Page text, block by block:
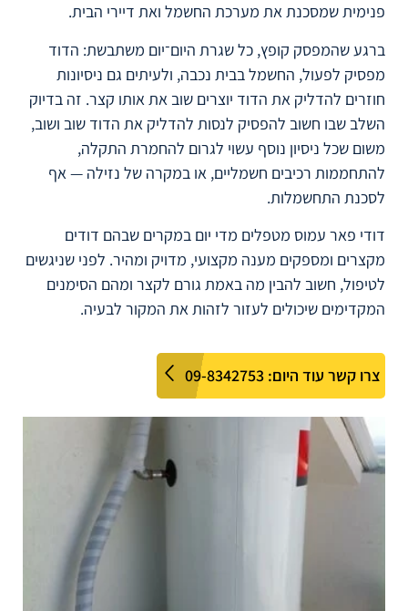
פנימית שמסכנת את מערכת החשמל ואת דיירי הבית.
ברגע שהמפסק קופץ, כל שגרת היום־יום משתבשת: הדוד
מפסיק לפעול, החשמל בבית נכבה, ולעיתים גם ניסיונות
חוזרים להדליק את הדוד יוצרים שוב את אותו קצר. זה בדיוק
השלב שבו חשוב להפסיק לנסות להדליק את הדוד שוב ושוב,
משום שכל ניסיון נוסף עשוי לגרום להחמרת התקלה,
להתחממות רכיבים חשמליים, או במקרה של נזילה — אף
לסכנת התחשמלות.
דודי פאר עמוס מטפלים מדי יום במקרים שבהם דודים
מקצרים ומספקים מענה מקצועי, מדויק ומהיר. לפני שניגשים
לטיפול, חשוב להבין מה באמת גורם לקצר ומהם הסימנים
המקדימים שיכולים לעזור לזהות את המקור לבעיה.
צרו קשר עוד היום: 09-8342753